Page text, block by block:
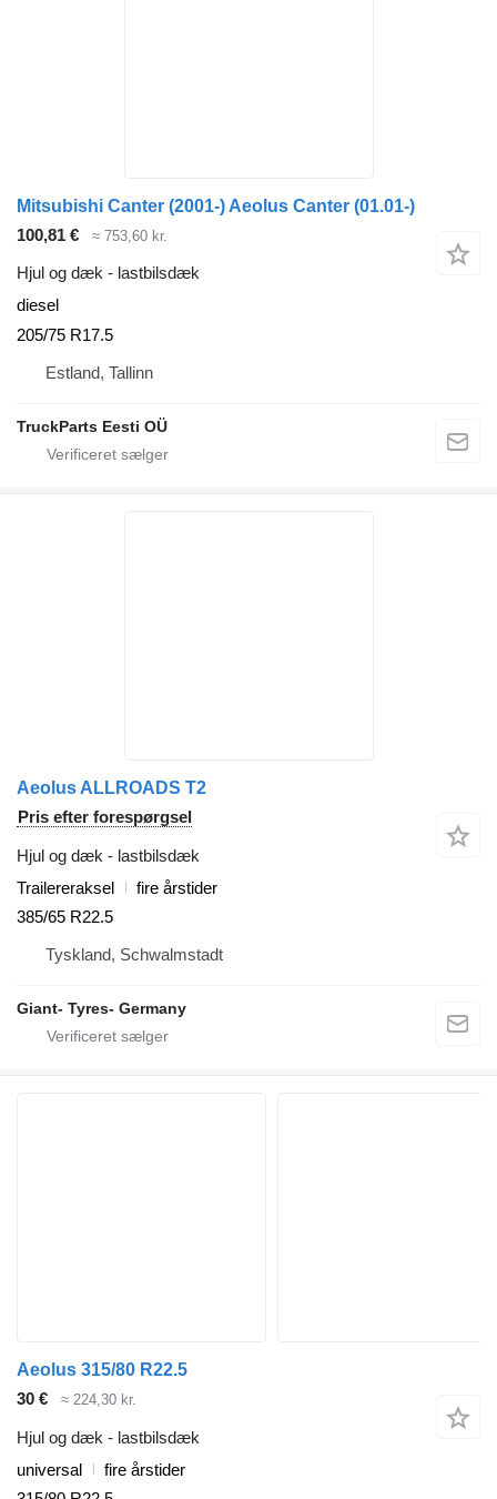
Mitsubishi Canter (2001-) Aeolus Canter (01.01-)
100,81 €
≈ 753,60 kr.
Hjul og dæk - lastbilsdæk
diesel
205/75 R17.5
Estland, Tallinn
TruckParts Eesti OÜ
Aeolus ALLROADS T2
Pris efter forespørgsel
Hjul og dæk - lastbilsdæk
Trailereraksel
fire årstider
385/65 R22.5
Tyskland, Schwalmstadt
Giant- Tyres- Germany
Aeolus 315/80 R22.5
30 €
≈ 224,30 kr.
Hjul og dæk - lastbilsdæk
universal
fire årstider